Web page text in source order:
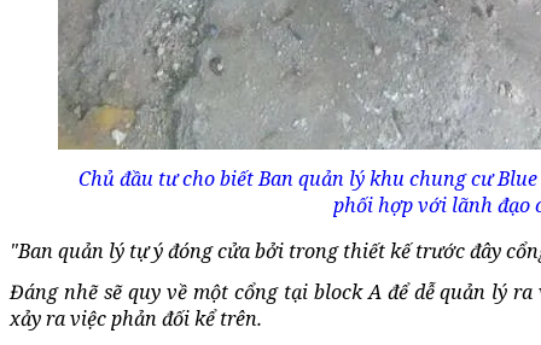
Chủ đầu tư cho biết Ban quản lý khu chung cư
phối hợp với lãnh đạo
"Ban quản lý tự ý đóng cửa bởi trong thiết kế trước đây
Đáng nhẽ sẽ quy về một cổng tại block A để dễ quản lý
xảy ra việc phản đối kể trên.